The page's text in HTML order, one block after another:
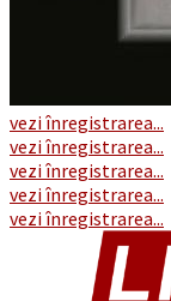
vezi înregistrarea...
vezi înregistrarea...
vezi înregistrarea...
vezi înregistrarea...
vezi înregistrarea...